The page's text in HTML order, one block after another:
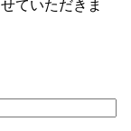
ていただきま